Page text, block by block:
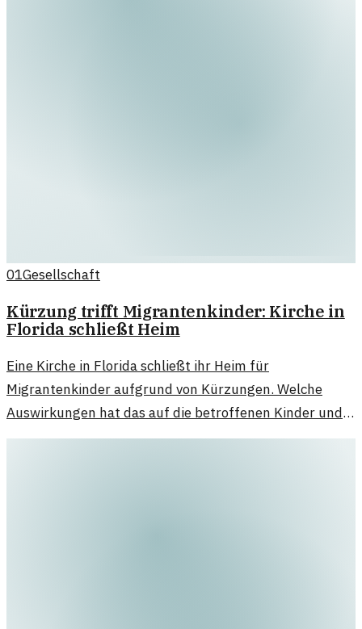
01Gesellschaft
Kürzung trifft Migrantenkinder: Kirche in
Florida schließt Heim
Eine Kirche in Florida schließt ihr Heim für
Migrantenkinder aufgrund von Kürzungen. Welche
Auswirkungen hat das auf die betroffenen Kinder und
die Gemeinde?